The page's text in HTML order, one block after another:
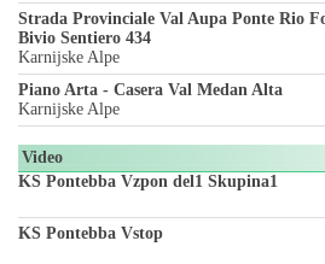
Strada Provinciale Val Aupa Ponte Rio
Bivio Sentiero 434
Karnijske Alpe
Piano Arta - Casera Val Medan Alta
Karnijske Alpe
Video
KS Pontebba Vzpon del1 Skupina1
KS Pontebba Vstop